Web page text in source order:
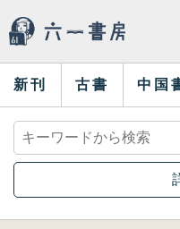
新刊 古書 中国